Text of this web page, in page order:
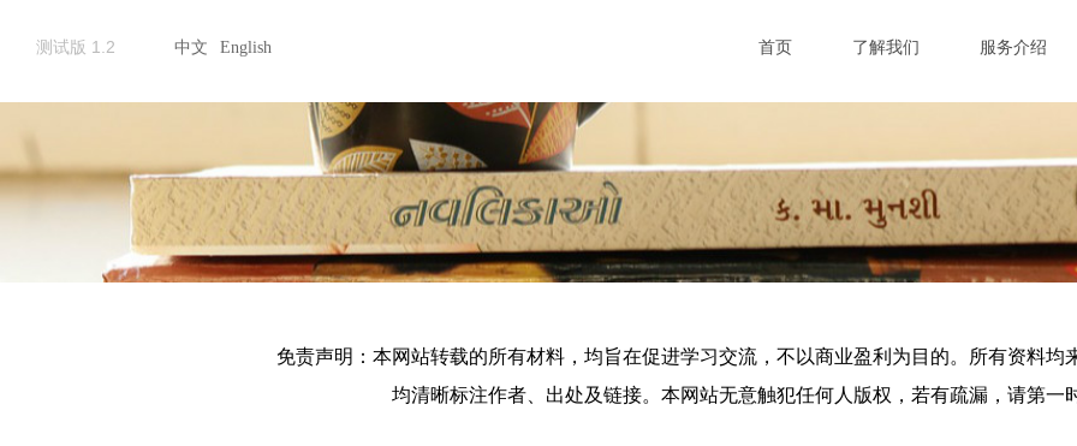
首页 了解我们 服务介绍
测试版 1.2 中文 English
免责声明：本网站转载的所有材料，均旨在促进学习交流， 不以商业盈利为目的。所有资料均
均清晰标注作者、出处及链接。本网站无意触犯任何人版权，若有疏漏，请第一